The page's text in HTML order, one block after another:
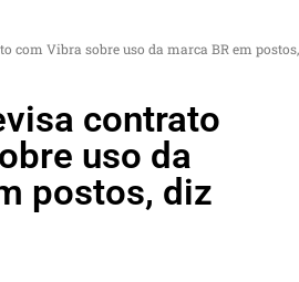
com Vibra sobre uso da marca BR em postos,
contrato
uso da
postos, diz